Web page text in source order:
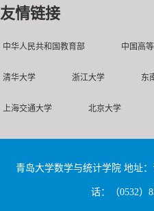
友情链接
中华人民共和国教育部 中国高
清华大学 浙江大学 东
上海交通大学 北京大学
青岛大学数学与统计学院 地址
话：（0532）